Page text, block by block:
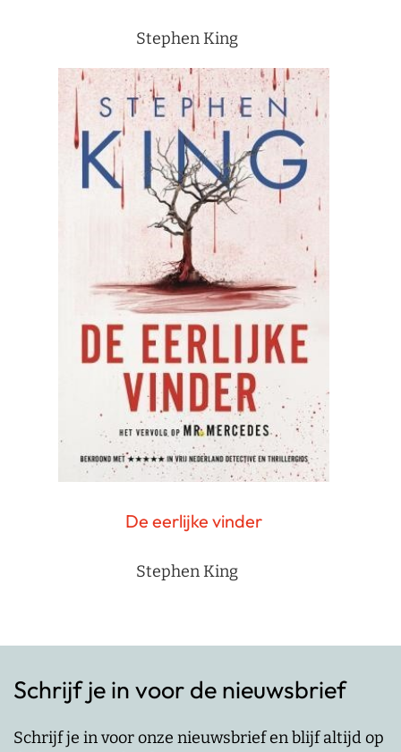
Stephen King
De eerlijke vinder
Stephen King
Schrijf je in voor de nieuwsbrief
Schrijf je in voor onze nieuwsbrief en blijf altijd op